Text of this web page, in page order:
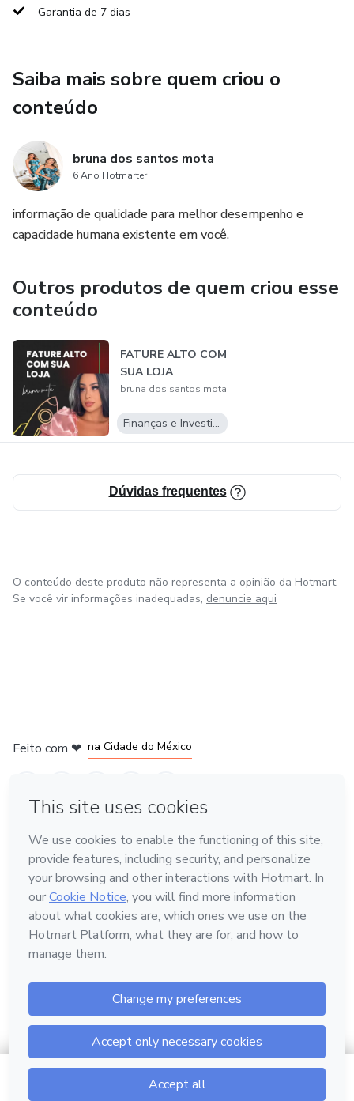
Garantia de 7 dias
Saiba mais sobre quem criou o
conteúdo
bruna dos santos mota
6 Ano Hotmarter
informação de qualidade para melhor desempenho e
capacidade humana existente em você.
Outros produtos de quem criou esse
conteúdo
FATURE ALTO COM
SUA LOJA
bruna dos santos mota
Finanças e Investimentos
Dúvidas frequentes
$7.00
O conteúdo deste produto não representa a opinião da Hotmart.
Se você vir informações inadequadas, denuncie aqui
Feito com ❤ na Cidade do México
Conheça a Hotmart
Idioma
Português
Central de ajuda Termos Privacidade Cookies
Hotmart — 2011-2026 © Todos os direitos reservados.